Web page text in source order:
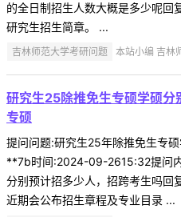
的全日制招生人数大概是多少呢
研究生招生简章。 ...
吉林师范大学考研问题 本站小编 吉
研究生25除推免生专硕学硕
专硕
提问问题:研究生25年除推免生专
**7b时间:2024-09-2615:32提问
分别预计招多少人，招跨考生吗回
近期会公布招生章程及专业目录 ...